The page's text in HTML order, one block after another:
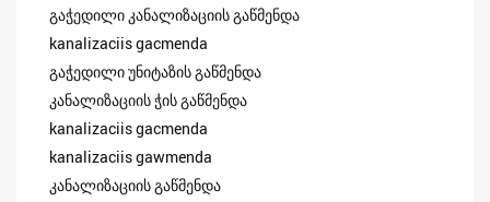
გაჭედილი კანალიზაციის გაწმენდა
kanalizaciis gacmenda
გაჭედილი უნიტაზის გაწმენდა
კანალიზაციის ჭის გაწმენდა
kanalizaciis gacmenda
kanalizaciis gawmenda
კანალიზაციის გაწმენდა